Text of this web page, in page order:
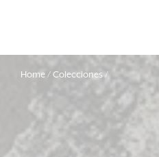
Home Colecciones